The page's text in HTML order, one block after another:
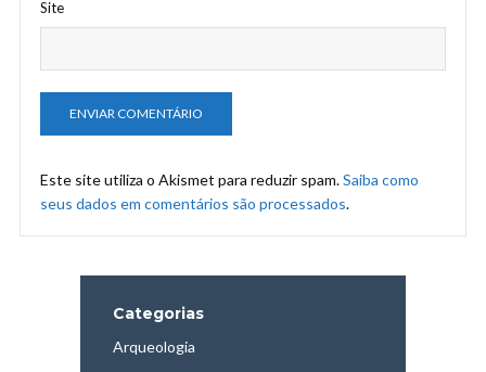
Site
Este site utiliza o Akismet para reduzir spam.Saiba como
seus dados em comentários são processados.
Categorias
Arqueologia